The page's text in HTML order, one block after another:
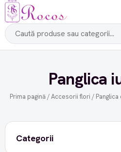
Panglica
Prima pagină /Accesorii flori /
Categorii